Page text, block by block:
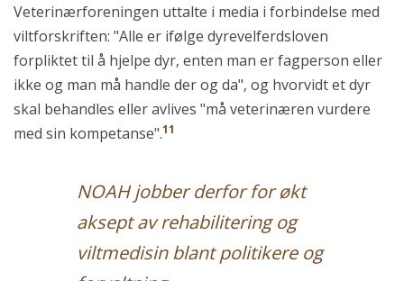
Veterinærforeningen uttalte i media i forbindelse med
viltforskriften: "Alle er ifølge dyrevelferdsloven
forpliktet til å hjelpe dyr, enten man er fagperson eller
ikke og man må handle der og da", og hvorvidt et dyr
skal behandles eller avlives "må veterinæren vurdere
med sin kompetanse".11
NOAH jobber derfor for økt
aksept av rehabilitering og
viltmedisin blant politikere og